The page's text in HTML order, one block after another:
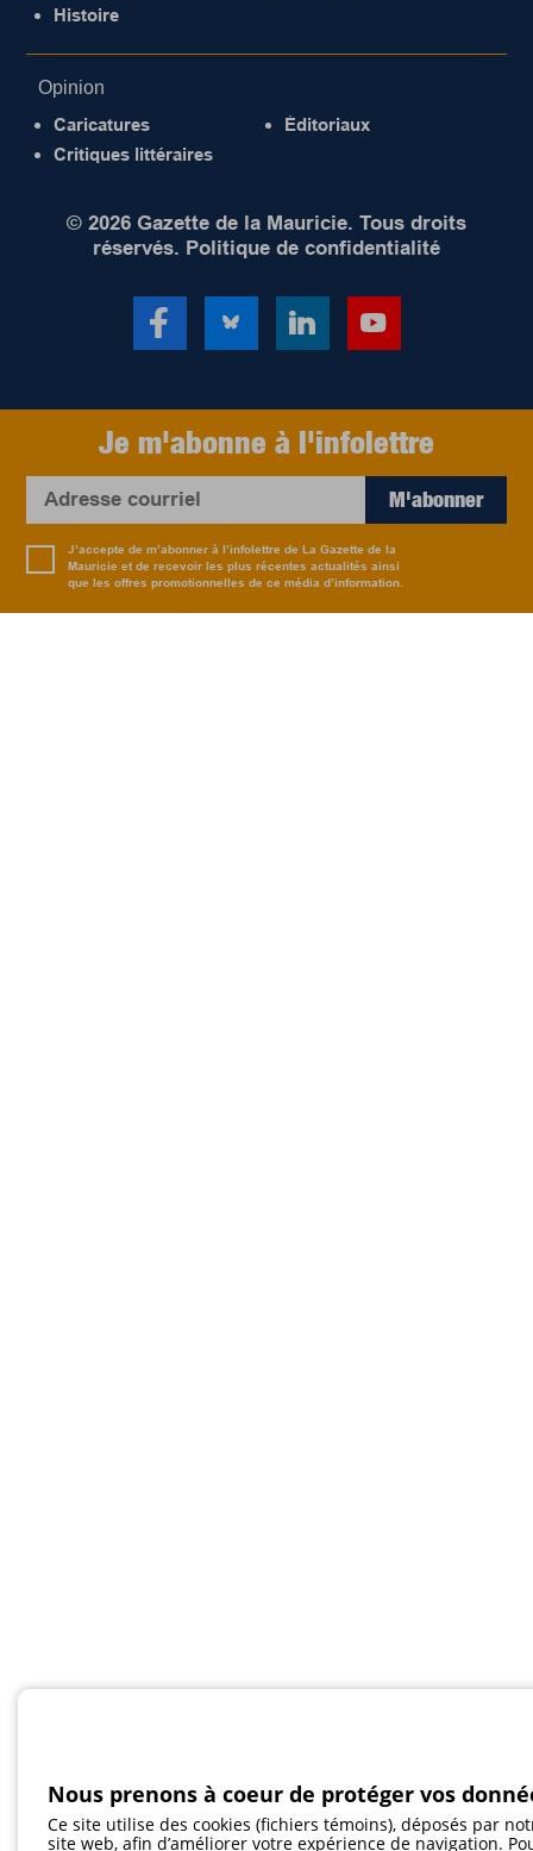
Histoire
Opinion
Caricatures
Critiques littéraires
Éditoriaux
© 2026 Gazette de la Mauricie. Tous droits
réservés. Politique de confidentialité
Je m'abonne à l'infolettre
M'abonner
J’accepte de m’abonner à l’infolettre de La Gazette de la
Mauricie et de recevoir les plus récentes actualités ainsi
que les offres promotionnelles de ce média d’information.
Nous prenons à coeur de protéger vos
Ce site utilise des cookies (fichiers témoins), déposés par
site web, afin d’améliorer votre expérience de navigation.